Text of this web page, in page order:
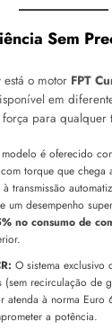
Sem
está o motor FPT
em
para qualquer
é oferecido
torque que chega
transmissão
um desempenho
no consumo de
O sistema exclusivo
(sem recirculação de
atenda à norma Euro
a potência.